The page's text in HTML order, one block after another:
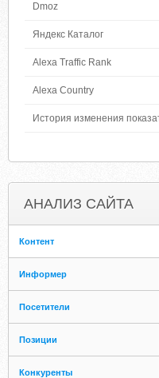
Dmoz
Яндекс Каталог
Alexa Traffic Rank
Alexa Country
История изменения
АНАЛИЗ САЙТА
Контент
Информер
Посетители
Позиции
Конкуренты